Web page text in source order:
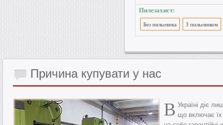
Пилезахист:
Без пильовика З пильовиком
Причинакупувати у нас
В Україні діє
що включає їх